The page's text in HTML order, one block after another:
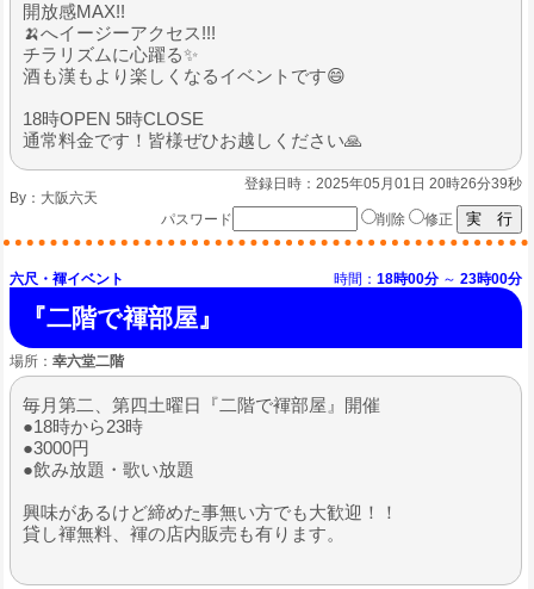
開放感MAX!!
🍌へイージーアクセス!!!
チラリズムに心躍る✨
酒も漢もより楽しくなるイベントです😄
18時OPEN 5時CLOSE
通常料金です！皆様ぜひお越しください🙏
登録日時：2025年05月01日 20時26分39秒
By： 大阪六天
パスワード
削除 修正
六尺・褌イベント 時間： 18時00分 ～ 23時00分
『二階で褌部屋』
場所： 幸六堂二階
毎月第二、第四土曜日『二階で褌部屋』開催
●18時から23時
●3000円
●飲み放題・歌い放題
興味があるけど締めた事無い方でも大歓迎！！
貸し褌無料、褌の店内販売も有ります。